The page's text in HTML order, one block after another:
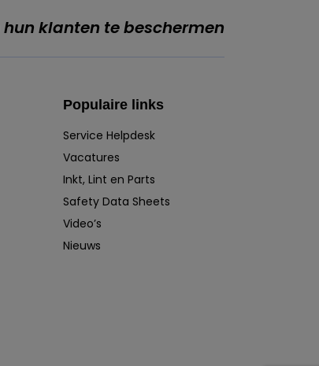
klanten te beschermen
Populaire links
Service Helpdesk
Vacatures
Inkt, Lint en Parts
Safety Data Sheets
Video’s
Nieuws